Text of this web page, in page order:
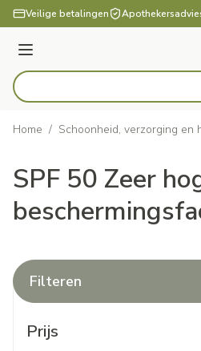
Ga naar de inhoud
Veilige betalingen
Menu
Product, merk, categorie...
Home / Schoonheid, verzorging en
SPF 50 Zeer
Filteren
Prijs